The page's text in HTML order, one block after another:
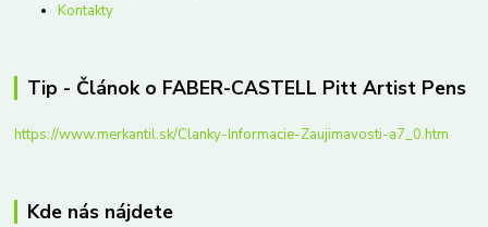
Kontakty
Tip - Článok o FABER-CASTELL Pitt Artist Pens
https://www.merkantil.sk/Clanky-Informacie-Zaujimavosti-a7_0.htm
Kde nás nájdete